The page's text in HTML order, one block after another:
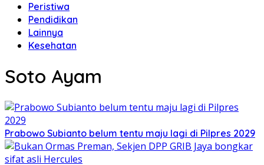
Peristiwa
Pendidikan
Lainnya
Kesehatan
Soto Ayam
Prabowo Subianto belum tentu maju lagi di Pilpres 2029